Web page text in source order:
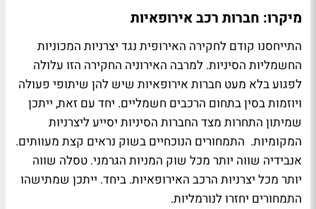
מיקרו: חברות רכב אירופאיות
התייחסנו קודם לחקירה האירופית נגד יצרניות המכוניות
החשמליות הסיניות. למרבה האירוניה החקירה הזו עלולה
לפגוע בלא מעט חברות אירופאיות שיש להן שיתופי פעולה
ויוזמות בסין בתחום הרכבים חשמליים. יחד עם זאת, ייתכן
שמיתון התחרות מצד החברות הסיניות יסייע ליצרניות
המקומיות. התמחורים הנוכחיים בשוק נראים קצת מעוותים.
אנבידיה שווה יותר מכל שוק המניות הגרמני. טסלה שווה
יותר מכל יצרניות הרכב האירופאיות. ביחד. ייתכן שמתישהו
התמחורים יחזרו לנורמליות.